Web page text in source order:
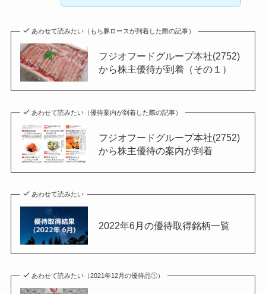
あわせて読みたい（もち豚ロースが到着した際の記事）
フジオフードグループ本社(2752)
から株主優待が到着（その１）
あわせて読みたい（優待案内が到着した際の記事）
フジオフードグループ本社(2752)
から株主優待の案内が到着
あわせて読みたい
2022年6月の優待取得銘柄一覧
あわせて読みたい（2021年12月の優待品①）